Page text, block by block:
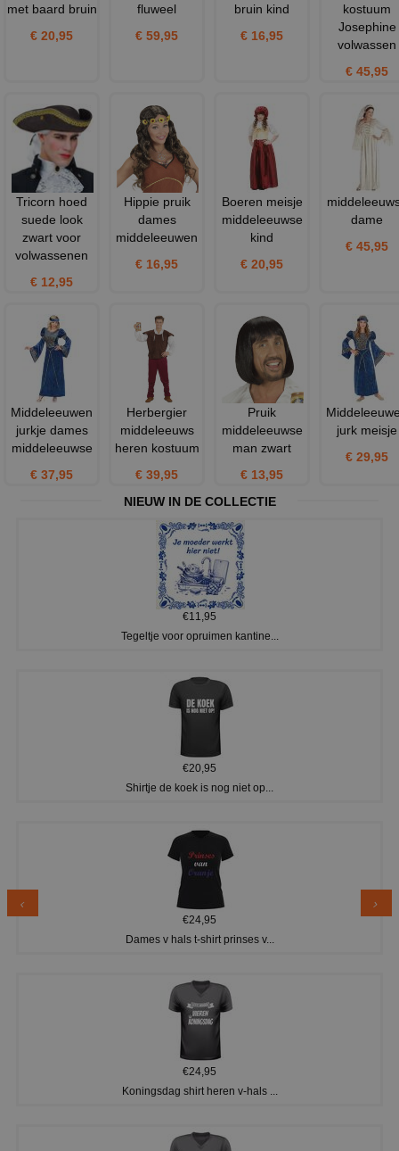
met baard bruin
€ 20,95
fluweel
€ 59,95
bruin kind
€ 16,95
kostuum
Josephine
volwassen
€ 45,95
Tricorn hoed
suede look
zwart voor
volwassenen
€ 12,95
Hippie pruik
dames
middeleeuwen
€ 16,95
Boeren meisje
middeleeuwse
kind
€ 20,95
dame
€ 45,95
Middeleeuwen
jurkje dames
middeleeuwse
€ 37,95
Herbergier
middeleeuws
heren kostuum
€ 39,95
Pruik
middeleeuwse
man zwart
€ 13,95
jurk meisje
€ 29,95
NIEUW IN DE COLLECTIE
€11,95
Tegeltje voor opruimen kantine...
€20,95
Shirtje de koek is nog niet op...
€24,95
Dames v hals t-shirt prinses v...
€24,95
Koningsdag shirt heren v-hals ...